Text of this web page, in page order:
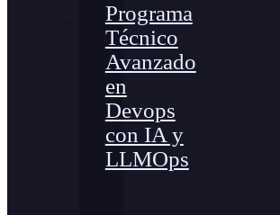
Programa
Técnico
Avanzado
en
Devops
con IA y
LLMOps